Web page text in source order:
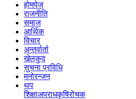
होमपेज
राजनीति
समाज
आर्थिक
विचार
अन्तर्वार्ता
खेलकुद
सुचना प्रविधि
मनोरन्जन
थप
शिक्षाअपराधकृषिरोचक